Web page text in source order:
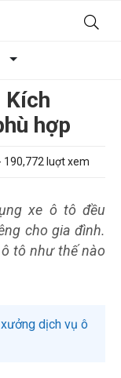
Kích
hợp
190,772 luợt xem
xe ô tô đều
cho gia đình.
tô như thế nào
dịch vụ ô